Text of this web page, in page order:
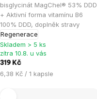
bisglycinát MagChel® 53% DDD
+ Aktivní forma vitamínu B6
100% DDD, doplněk stravy
Regenerace
4,9
z
5
hvězdiček.
Skladem > 5 ks
zítra 10.8. u vás
319 Kč
Měrná
6,38 Kč / 1 kapsle